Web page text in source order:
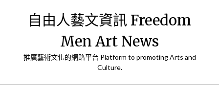
自由人藝文資訊 Freedom
Men Art News
推廣藝術文化的網路平台 Platform to promoting Arts and
Culture.